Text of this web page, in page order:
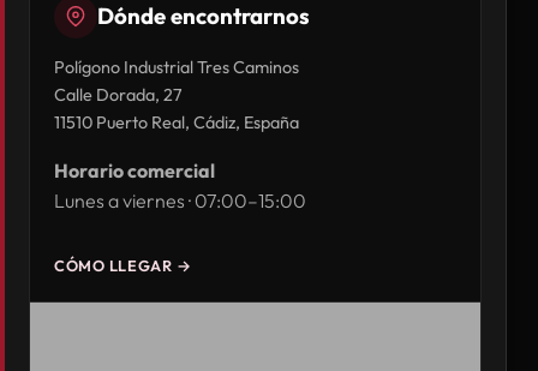
Dónde encontrarnos
Polígono Industrial Tres Caminos
Calle Dorada, 27
11510 Puerto Real, Cádiz, España
Horario comercial
Lunes a viernes · 07:00–15:00
CÓMO LLEGAR →